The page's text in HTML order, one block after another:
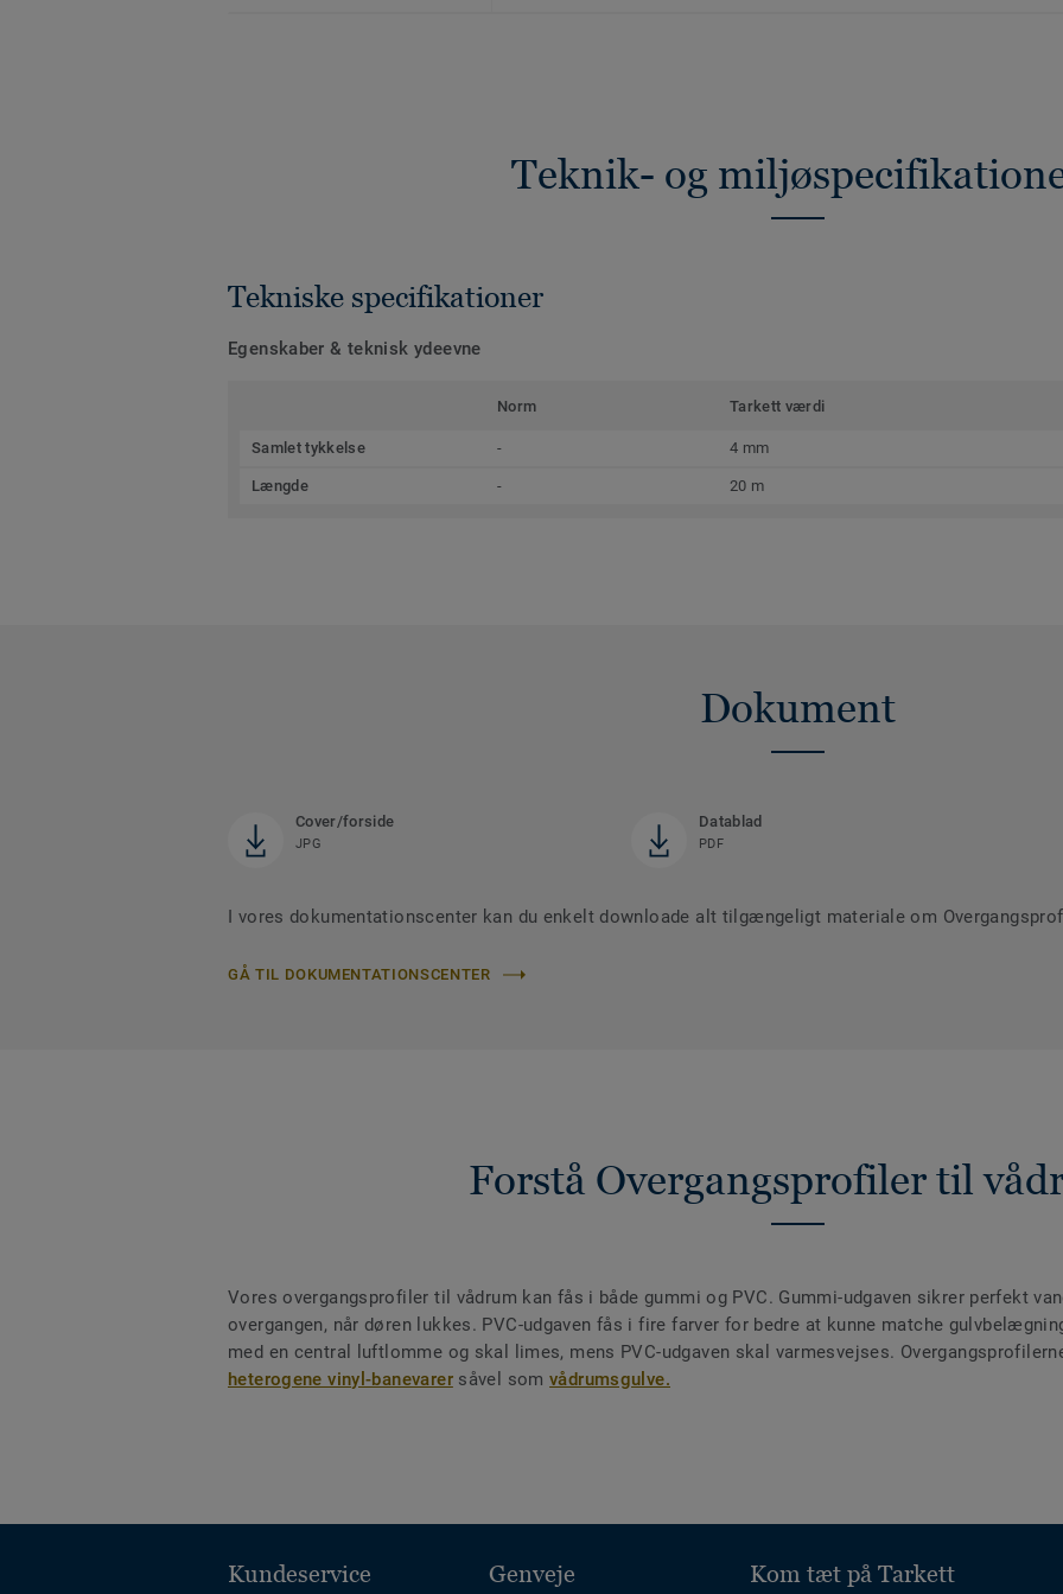
Teknik- og
Tekniske specifikationer
Egenskaber & teknisk ydeevne
Norm Tarkett værdi
Samlet tykkelse - 4 mm
Længde - 20 m
Dokument
Cover/forside
JPG
Datablad
PDF
I vores dokumentationscenter kan du enkelt downloade alt tilgængeligt materiale om
GÅ TIL DOKUMENTATIONSCENTER
Forstå Overgangsprofiler til
Vores overgangsprofiler til vådrum kan fås i både gummi og PVC. Gummi-udgaven sikrer perfekt
overgangen, når døren lukkes. PVC-udgaven fås i fire farver for bedre at kunne matche
med en central luftlomme og skal limes, mens PVC-udgaven skal varmesvejses.
heterogene vinyl-banevarersåvel somvådrumsgulve.
Kundeservice Genveje Kom tæt på Tarkett